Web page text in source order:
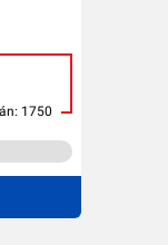
1750